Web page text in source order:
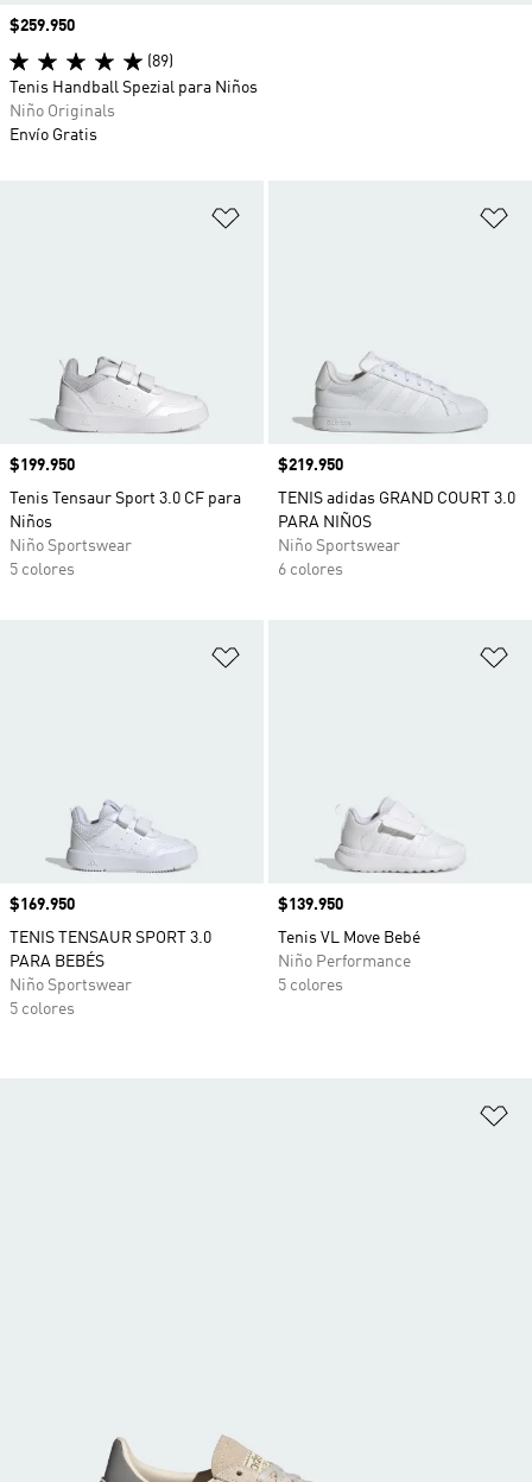
Precio
$199.950
Tenis Tensaur Sport 3.0 CF para
Niños
Niño Sportswear
5 colores
Precio
$219.950
TENIS adidas GRAND COURT 3.0
PARA NIÑOS
Niño Sportswear
6 colores
Precio
$169.950
TENIS TENSAUR SPORT 3.0
PARA BEBÉS
Niño Sportswear
5 colores
Precio
$139.950
Tenis VL Move Bebé
Niño Performance
5 colores
Precio
$259.950
(89)
Tenis Handball Spezial para Niños
Niño Originals
Envío Gratis